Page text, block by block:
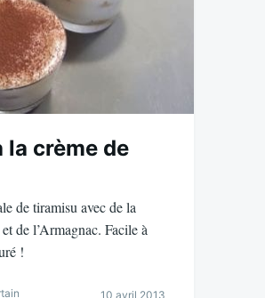
la crème de
de tiramisu avec de la
de l’Armagnac. Facile à
!
10 avril 2013